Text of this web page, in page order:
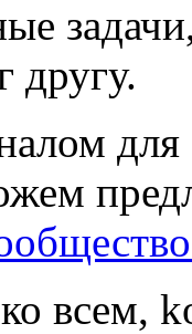
другу.
всем,